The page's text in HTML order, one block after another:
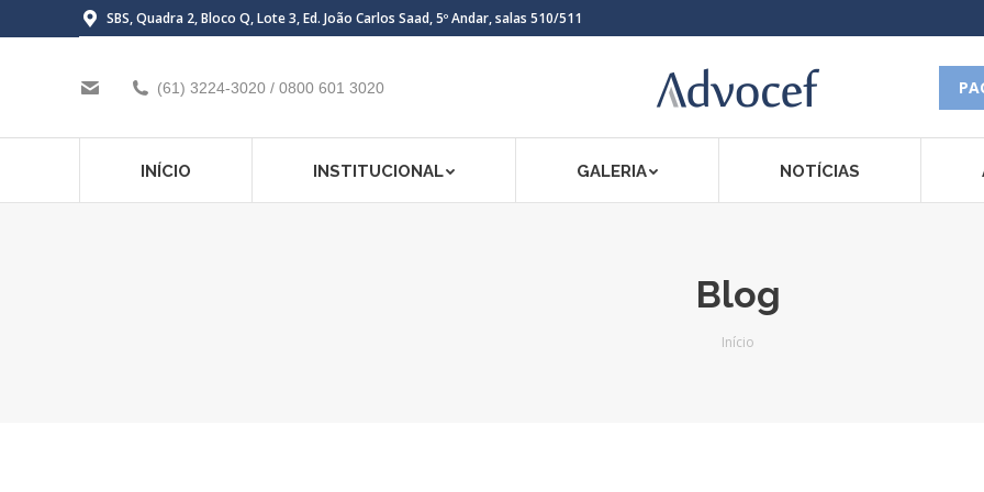
SBS, Quadra 2, Bloco Q, Lote 3, Ed. João Carlos Saad, 5º Andar, salas 510/511
(61) 3224-3020 / 0800 601 3020
INÍCIO INSTITUCIONAL GALERIA NOTÍCIAS
Blog
Você está aqui:
Início